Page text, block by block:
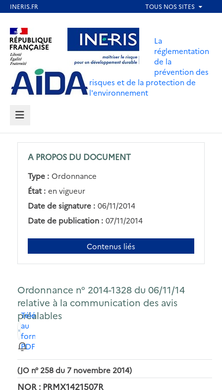
contenu
principal
Aller au contenu Aller au menu
Aller au pied de page
La
réglementation
de la
prévention des
risques et de la protection de
l'environnement
MENU
A PROPOS DU DOCUMENT
Type : Ordonnance
État : en vigueur
Date de signature : 06/11/2014
Date de publication : 07/11/2014
Contenus liés
Ordonnance n° 2014-1328 du 06/11/14
relative à la communication des avis
préalables
Télécharger
au
format
PDF
(JO n° 258 du 7 novembre 2014)
NOR : PRMX1421507R